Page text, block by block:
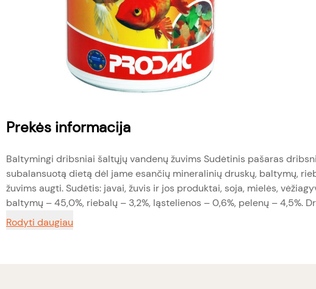
Prekės informacija
Baltymingi dribsniai šaltųjų vandenų žuvims Sudėtinis pašaras
subalansuotą dietą dėl jame esančių mineralinių druskų, baltymų,
žuvims augti. Sudėtis: javai, žuvis ir jos produktai, soja, mielės,
baltymų – 45,0%, riebalų – 3,2%, ląstelienos – 0,6%, pelenų – 4,5%.
Rodyti daugiau